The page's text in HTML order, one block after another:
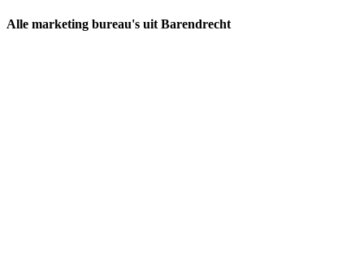
Alle marketing bureau's uit Barendrecht